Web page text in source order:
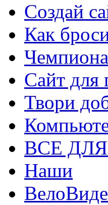
Создай
Как
Сайт для
Твори
ВСЕ
Наши